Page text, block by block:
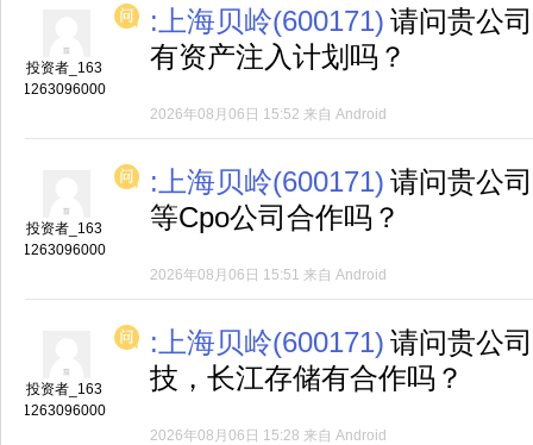
投资者_163
1263096000
:上海贝岭(600171) 请问贵公
有资产注入计划吗？
2026年08月06日 15:52 来自 Android
投资者_163
1263096000
:上海贝岭(600171) 请问贵公
等Cpo公司合作吗？
2026年08月06日 15:51 来自 Android
投资者_163
1263096000
:上海贝岭(600171) 请问贵公
技，长江存储有合作吗？
2026年08月06日 15:28 来自 Android